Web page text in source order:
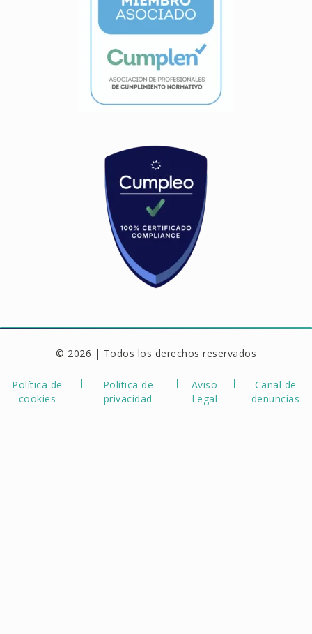
© 2026 | Todos los derechos reservados
Política de
cookies
Política de
privacidad
Aviso
Legal
Canal de
denuncias